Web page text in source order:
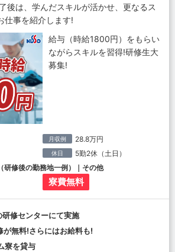
後は、学んだスキルが活かせ、更なるス
仕事を紹介します!
給与（時給1800円）をもらい
ながらスキルを習得!研修生大
募集!
月収例 28.8万円
休日 5勤2休（土日）
研修後の勤務地一例）｜その他
寮費無料
修センターにて実施
無料!さらにはお給料も!
寮を貸与